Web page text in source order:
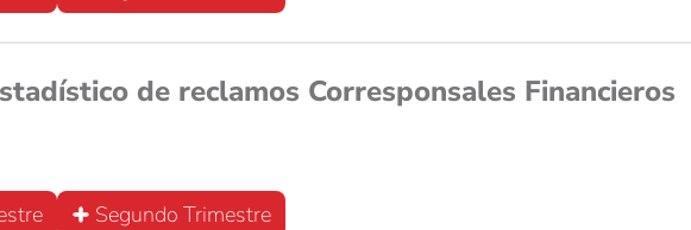
de reclamos Corresponsales Financieros
Segundo Trimestre